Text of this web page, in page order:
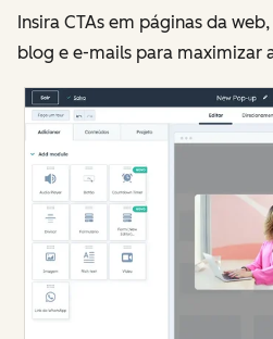
Insira CTAs em páginas da
blog e e-mails para maximizar